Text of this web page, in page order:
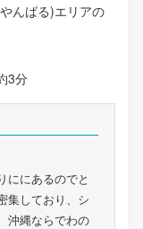
んばる)エリアの
3分
ににあるのでと
集しており、シ
沖縄ならでわの